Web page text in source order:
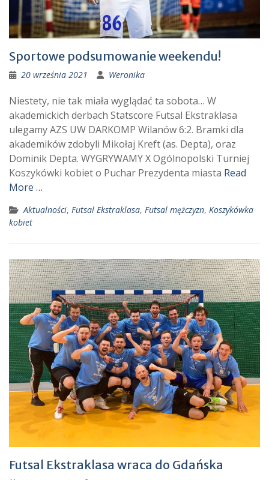
Sportowe podsumowanie weekendu!
20 września 2021 Weronika
Niestety, nie tak miała wyglądać ta sobota… W
akademickich derbach Statscore Futsal Ekstraklasa
ulegamy AZS UW DARKOMP Wilanów 6:2. Bramki dla
akademików zdobyli Mikołaj Kreft (as. Depta), oraz
Dominik Depta. WYGRYWAMY X Ogólnopolski Turniej
Koszykówki kobiet o Puchar Prezydenta miasta Read
More …
Aktualności, Futsal Ekstraklasa, Futsal mężczyzn, Koszykówka
kobiet
Futsal Ekstraklasa wraca do Gdańska